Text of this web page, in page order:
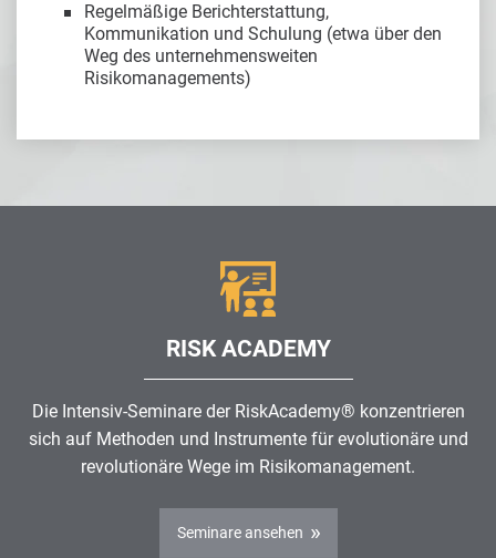
Regelmäßige Berichterstattung,
Kommunikation und Schulung (etwa über den
Weg des unternehmensweiten
Risikomanagements)
RISK ACADEMY
Die Intensiv-Seminare der RiskAcademy® konzentrieren
sich auf Methoden und Instrumente für evolutionäre und
revolutionäre Wege im Risikomanagement.
Seminare ansehen